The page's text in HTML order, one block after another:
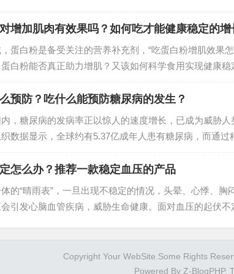
和锌作为人体必需的微量元素，在儿童生长发育与味
锌咀嚼片凭借专业的营养配方，成为…
增加肌肉有效果吗？如何吃才能健康稳定的增
蛋白粉是备受关注的营养补充剂，“吃蛋白粉增肌效果
白粉能否真正助力增肌？又该如何科学食用实现健康
预防？吃什么能预防糖尿病的发生？
，糖尿病的发病率正以惊人的速度增长，已成为威胁人
数据显示，全球约有5.37亿成年人患有糖尿病，而通过
型糖尿病是可以预防的。本文将从饮食选择和生活方式
方法。…
怎么办？推荐一款稳定血压的产品
的“晴雨表”，一旦出现不稳定的情况，头晕、心悸、胸
引发心脑血管疾病，威胁生命健康。面对血压的起伏
Copyright Your WebSite.Some Rights
Powered By Z-BlogPHP.